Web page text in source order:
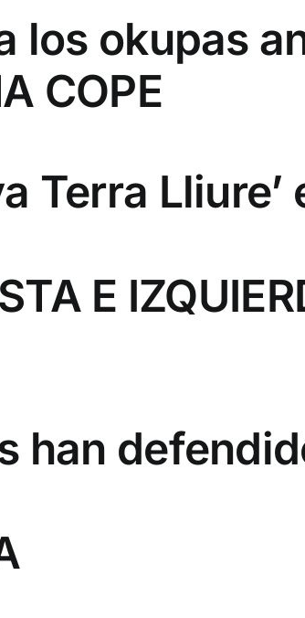
los okupas
COPE
Terra Lliure’
E
han